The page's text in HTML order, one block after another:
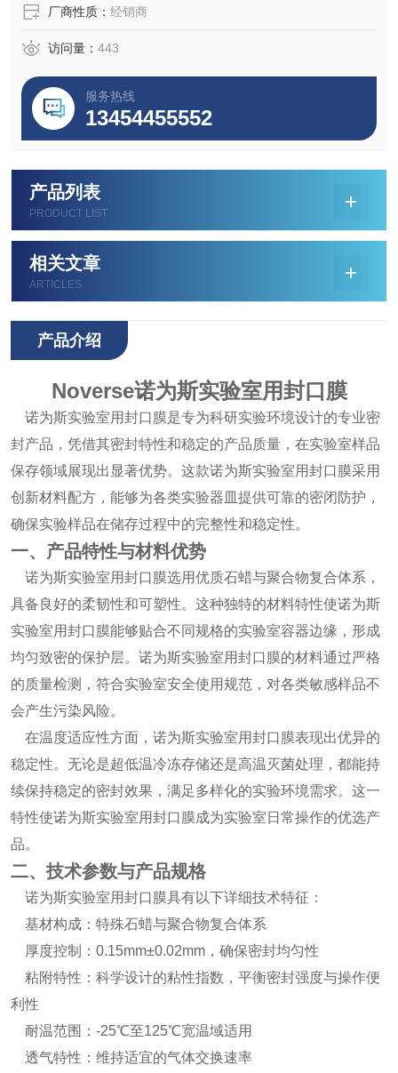
厂商性质： 经销商
访问量： 443
服务热线
13454455552
产品列表
PRODUCT LIST
相关文章
ARTICLES
产品介绍
Noverse诺为斯实验室用封口膜
诺为斯实验室用封口膜是专为科研实验环境设计的专业密
封产品，凭借其密封特性和稳定的产品质量，在实验室样品
保存领域展现出显著优势。这款诺为斯实验室用封口膜采用
创新材料配方，能够为各类实验器皿提供可靠的密闭防护，
确保实验样品在储存过程中的完整性和稳定性。
一、产品特性与材料优势
诺为斯实验室用封口膜选用优质石蜡与聚合物复合体系，
具备良好的柔韧性和可塑性。这种独特的材料特性使诺为斯
实验室用封口膜能够贴合不同规格的实验室容器边缘，形成
均匀致密的保护层。诺为斯实验室用封口膜的材料通过严格
的质量检测，符合实验室安全使用规范，对各类敏感样品不
会产生污染风险。
在温度适应性方面，诺为斯实验室用封口膜表现出优异的
稳定性。无论是超低温冷冻存储还是高温灭菌处理，都能持
续保持稳定的密封效果，满足多样化的实验环境需求。这一
特性使诺为斯实验室用封口膜成为实验室日常操作的优选产
品。
二、技术参数与产品规格
诺为斯实验室用封口膜具有以下详细技术特征：
基材构成：特殊石蜡与聚合物复合体系
厚度控制：0.15mm±0.02mm，确保密封均匀性
粘附特性：科学设计的粘性指数，平衡密封强度与操作便
利性
耐温范围：-25℃至125℃宽温域适用
透气特性：维持适宜的气体交换速率